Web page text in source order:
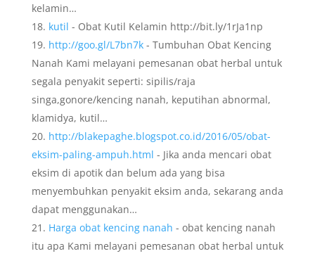
kelamin…
kutil - Obat Kutil Kelamin http://bit.ly/1rJa1np
http://goo.gl/L7bn7k- Tumbuhan Obat Kencing
Nanah Kami melayani pemesanan obat herbal untuk
segala penyakit seperti: sipilis/raja
singa,gonore/kencing nanah, keputihan abnormal,
klamidya, kutil…
http://blakepaghe.blogspot.co.id/2016/05/obat-
eksim-paling-ampuh.html - Jika anda mencari obat
eksim di apotik dan belum ada yang bisa
menyembuhkan penyakit eksim anda, sekarang anda
dapat menggunakan…
Harga obat kencing nanah - obat kencing nanah
itu apa Kami melayani pemesanan obat herbal untuk